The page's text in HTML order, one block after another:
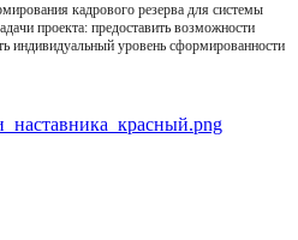
кадрового резерва для системы
проекта: предоставить возможности
индивидуальный уровень сформированности